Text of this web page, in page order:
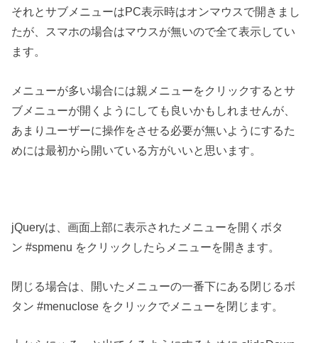
それとサブメニューはPC表示時はオンマウスで開きまし
たが、スマホの場合はマウスが無いので全て表示してい
ます。
メニューが多い場合には親メニューをクリックするとサ
ブメニューが開くようにしても良いかもしれませんが、
あまりユーザーに操作をさせる必要が無いようにするた
めには最初から開いている方がいいと思います。
jQueryは、画面上部に表示されたメニューを開くボタ
ン #spmenu をクリックしたらメニューを開きます。
閉じる場合は、開いたメニューの一番下にある閉じるボ
タン #menuclose をクリックでメニューを閉じます。